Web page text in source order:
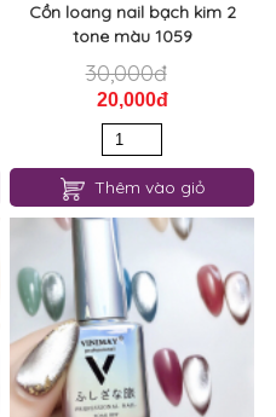
Cồn loang nail bạch kim 2
tone màu 1059
30,000đ
20,000đ
Thêm vào giỏ